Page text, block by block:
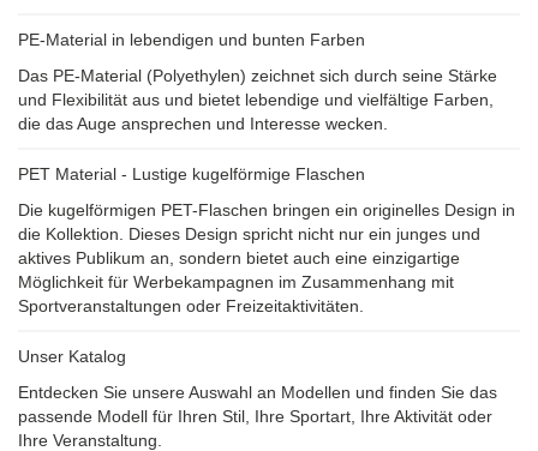
PE-Material in lebendigen und bunten Farben
Das PE-Material (Polyethylen) zeichnet sich durch seine Stärke
und Flexibilität aus und bietet lebendige und vielfältige Farben,
die das Auge ansprechen und Interesse wecken.
PET Material - Lustige kugelförmige Flaschen
Die kugelförmigen PET-Flaschen bringen ein originelles Design in
die Kollektion. Dieses Design spricht nicht nur ein junges und
aktives Publikum an, sondern bietet auch eine einzigartige
Möglichkeit für Werbekampagnen im Zusammenhang mit
Sportveranstaltungen oder Freizeitaktivitäten.
Unser Katalog
Entdecken Sie unsere Auswahl an Modellen und finden Sie das
passende Modell für Ihren Stil, Ihre Sportart, Ihre Aktivität oder
Ihre Veranstaltung.